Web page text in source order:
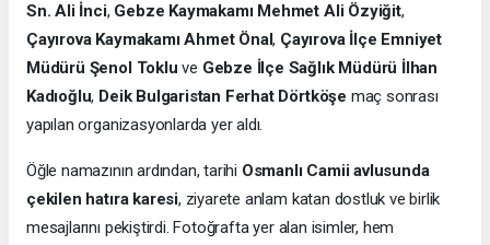
Sn. Ali İnci, Gebze Kaymakamı Mehmet Ali Özyiğit,
Çayırova Kaymakamı Ahmet Önal, Çayırova İlçe Emniyet
Müdürü Şenol Toklu ve Gebze İlçe Sağlık Müdürü İlhan
Kadıoğlu, Deik Bulgaristan Ferhat Dörtköşe maç sonrası
yapılan organizasyonlarda yer aldı.
Öğle namazının ardından, tarihi Osmanlı Camii avlusunda
çekilen hatıra karesi, ziyarete anlam katan dostluk ve birlik
mesajlarını pekiştirdi. Fotoğrafta yer alan isimler, hem